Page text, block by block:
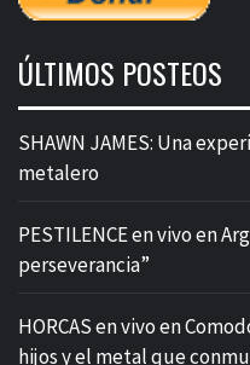
ÚLTIMOS POSTEOS
SHAWN JAMES: Una
metalero
PESTILENCE en vivo en
perseverancia”
HORCAS en vivo en
hijos y el metal que